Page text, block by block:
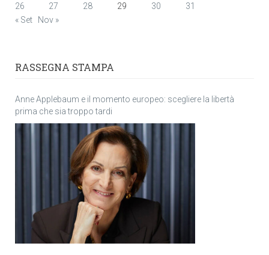
26
27 28 29 30
31
« Set
Nov »
RASSEGNA STAMPA
Anne Applebaum e il momento europeo: scegliere la libertà
prima che sia troppo tardi